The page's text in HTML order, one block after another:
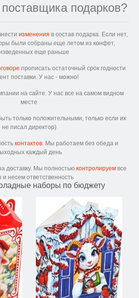
подарков?
изменения в состав подарка. Если нет,
были собраны еще летом из конфет,
еще раньше
прописать остаточный срок годности
поставки. У нас - можно!
на сайте. У нас все на самом видном
месте
только положительными, только если их
не писал директор)
контактов. Мы работаем без обеда и
каждый день
доставку. Мы полностью контролируем все
и несем ответственность
наборы по бюджету